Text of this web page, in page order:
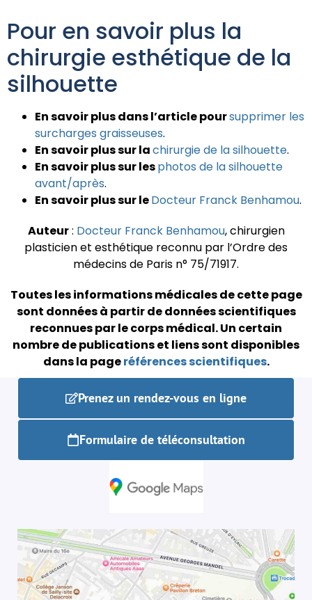
Pour en savoir plus la
chirurgie esthétique de la
silhouette
En savoir plus dans l’article poursupprimer les
surcharges graisseuses.
En savoir plus sur lachirurgie de la silhouette.
En savoir plus sur lesphotos de la silhouette
avant/après.
En savoir plus sur leDocteur Franck Benhamou.
Auteur: Docteur Franck Benhamou, chirurgien
plasticien et esthétique reconnu par l’Ordre des
médecins de Paris n° 75/71917.
Toutes les informations médicales de cette page
sont données à partir de données scientifiques
reconnues par le corps médical.Un certain
nombre de publications et liens sont disponibles
dans la pageréférences scientifiques.
Prenez un rendez-vous en ligne
Formulaire de téléconsultation